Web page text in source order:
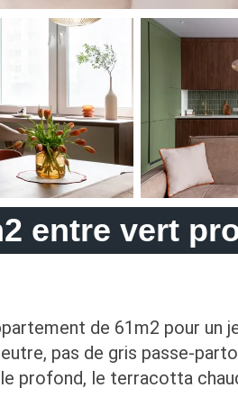
entre vert
de 61m2 pour un
pas de gris passe-
profond, le terracotta